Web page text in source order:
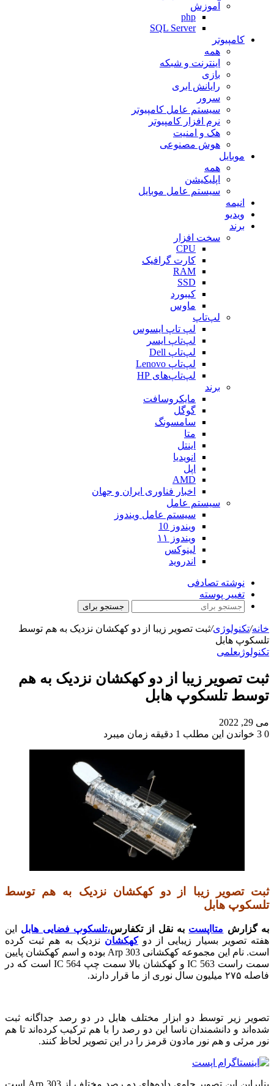
آموزش
php
SQL Server
کامپیوتر
همه
اینترنت و شبکه
بازی
رایانش ابری
سرور
سیستم عامل کامپیوتر
نرم افزار کامپیوتر
هک و امنیت
هوش مصنوعی
موبایل
همه
اپلیکیشن
سیستم عامل موبایل
انیمه
ویدیو
برند
سخت افزار
CPU
کارت گرافیک
RAM
SSD
کیبورد
ماوس
لپ‌تاپ
لپ تاپ ایسوس
لپ‌تاپ ایسر
لپ‌تاپ Dell
لپ‌تاپ Lenovo
لپ‌تاپ‌های HP
برند
مایکروسافت
گوگل
سامسونگ
متا
اینتل
انویدیا
اپل
AMD
اخبار فناوری ایران و جهان
سیستم عامل
سیستم عامل ویندوز
ویندوز 10
ویندوز ۱۱
لینوکس
اندروید
نوشته تصادفی
تغییر پوسته
جستجو برای
خانه/تکنولوژی/ثبت تصویر زیبا از دو کهکشان نزدیک به هم توسط
تلسکوپ هابل
تکنولوژیعلمی
ثبت تصویر زیبا از دو کهکشان نزدیک به هم
توسط تلسکوپ هابل
می 29, 2022
0
خواندن این مطلب 1 دقیقه زمان میبرد
ثبت تصویر زیبا از دو کهکشان نزدیک به هم توسط
تلسکوپ هابل
به گزارش متااپست به نقل از تکفارس،تلسکوپ فضایی هابل این
هفته تصویر بسیار زیبایی از دوکهکشان نزدیک به هم ثبت کرده
است. نام این مجموعه کهکشانی Arp 303 بوده و اسم کهکشان پایین
سمت راست IC 563 و کهکشان بالا سمت چپ IC 564 است که در
فاصله ۲۷۵ میلیون سال نوری از ما قرار دارند. ‌
تصویر زیر توسط دو ابزار مختلف هابل در دو رصد جداگانه ثبت
شده‌اند و‌‌ دانشمندان ناسا این دو رصد را با هم ترکیب کرده‌اند تا هم
نور مرئی و هم نور مادون قرمز را در این تصویر لحاظ کنند.